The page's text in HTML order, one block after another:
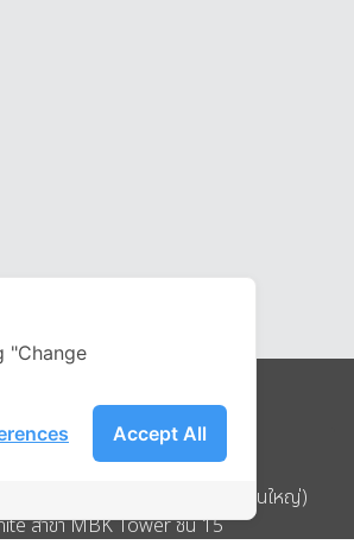
ษัท อิกไนท์ เอ สตาร์ จำกัด (สำนักงานใหญ่)
สาขา MBK Tower ชั้น 15
"Change
Accept All